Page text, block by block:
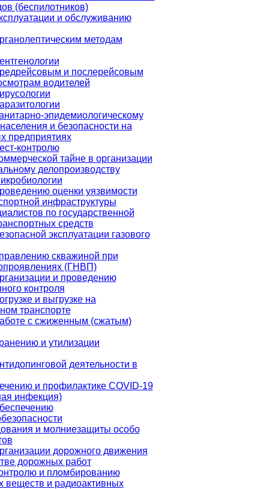
(беспилотников)
и обслуживанию
методам
и послерейсовым
водителей
эпидемиологическому
и безопасности на
предприятиях
контролю
тайне в организации
делопроизводству
оценки уязвимости
инфраструктуры
по государственной
средств
эксплуатации газового
скважиной при
(ГНВП)
и проведению
контроля
и выгрузке на
транспорте
с сжиженным (сжатым)
и утилизации
деятельности в
и профилактике COVID-19
инфекция)
и молниезащиты особо
дорожного движения
дорожных работ
и пломбированию
веществ и радиоактивных